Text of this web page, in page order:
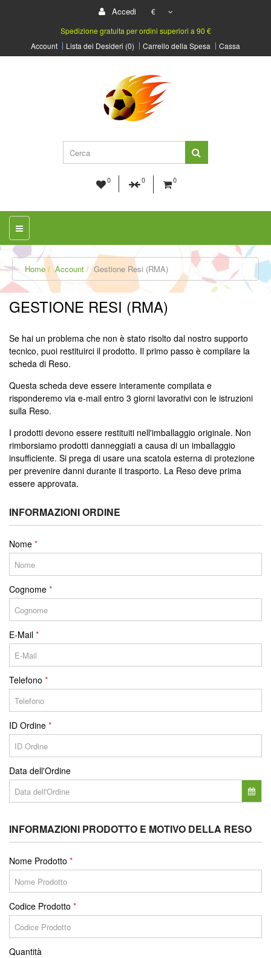
Accedi
€
Spedizione gratuita per ordini superiori a 90 €
Account
Lista dei Desideri (0) Carrello della Spesa Cassa
0 0 0
Home Account Gestione Resi (RMA)
GESTIONE RESI (RMA)
Se hai un problema che non è stato risolto dal nostro supporto
tecnico, puoi restituirci il prodotto. Il primo passo è compilare la
scheda di Reso.
Questa scheda deve essere interamente compilata e
risponderemo via e-mail entro 3 giorni lavorativi con le istruzioni
sulla Reso.
I prodotti devono essere restituiti nell'imballaggio originale. Non
rimborsiamo prodotti danneggiati a causa di un imballaggio
insufficiente. Si prega di usare una scatola esterna di protezione
per prevenire danni durante il trasporto. La Reso deve prima
essere approvata.
INFORMAZIONI ORDINE
Nome
Cognome
E-Mail
Telefono
ID Ordine
Data dell'Ordine
INFORMAZIONI PRODOTTO E MOTIVO DELLA RESO
Nome Prodotto
Codice Prodotto
Quantità